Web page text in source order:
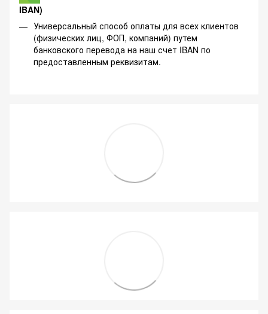
IBAN)
Универсальный способ оплаты для всех клиентов
(физических лиц, ФОП, компаний) путем
банковского перевода на наш счет IBAN по
предоставленным реквизитам.